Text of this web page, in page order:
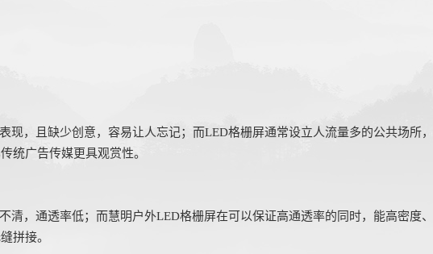
现，且缺少创意，容易让人忘记；而LED格栅屏通常设立人流量多的公共场所
统广告传媒更具观赏性。
，通透率低；而慧明户外LED格栅屏在可以保证高通透率的同时，能高密度
拼接。